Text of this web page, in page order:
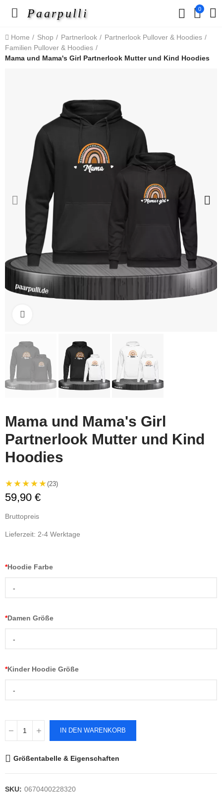
Paarpulli 0
Home Shop Partnerlook
Partnerlook Pullover & Hoodies
Familien Pullover & Hoodies
Mama und Mama's Girl Partnerlook Mutter und Kind Hoodies
Mama und Mama's Girl
Partnerlook Mutter und Kind
Hoodies
★★★★★(23)
59,90 €
Bruttopreis
Lieferzeit: 2-4 Werktage
*Hoodie Farbe
-
*Damen Größe
-
*Kinder Hoodie Größe
-
IN DEN WARENKORB
Größentabelle & Eigenschaften
SKU: 0670400228320